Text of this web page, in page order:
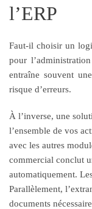
l’ERP
Faut-il choisir un
pour
entraîne souvent
risque d’erreurs.
À l’inverse, une
l’ensemble de vos
avec les autres
commercial conclut
automatiquement.
Parallèlement,
documents